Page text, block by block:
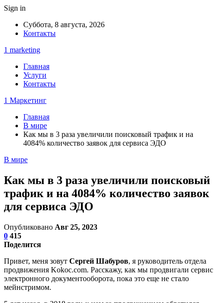
Sign in
Суббота, 8 августа, 2026
Контакты
1 marketing
Главная
Услуги
Контакты
1 Маркетинг
Главная
В мире
Как мы в 3 раза увеличили поисковый трафик и на
4084% количество заявок для сервиса ЭДО
В мире
Как мы в 3 раза увеличили поисковый
трафик и на 4084% количество заявок
для сервиса ЭДО
Опубликовано Авг 25, 2023
0 415
Поделится
Привет, меня зовут Сергей Шабуров, я руководитель отдела
продвижения Kokoc.com. Расскажу, как мы продвигали сервис
электронного документооборота, пока это еще не стало
мейнстримом.